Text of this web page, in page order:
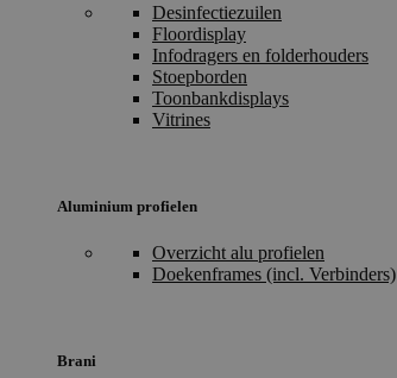
Desinfectiezuilen
Floordisplay
Infodragers en folderhouders
Stoepborden
Toonbankdisplays
Vitrines
Aluminium profielen
Overzicht alu profielen
Doekenframes (incl. Verbinders)
Brani